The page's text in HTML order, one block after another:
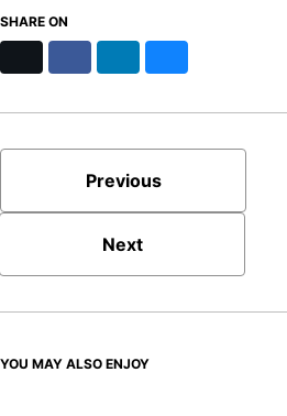
SHARE ON
Previous
Next
YOU MAY ALSO ENJOY